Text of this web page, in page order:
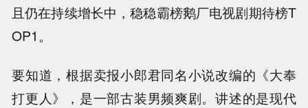
且仍在持续增长中，稳稳霸榜鹅厂电视剧期待榜T
OP1。
要知道，根据卖报小郎君同名小说改编的《大奉
打更人》，是一部古装男频爽剧。讲述的是现代